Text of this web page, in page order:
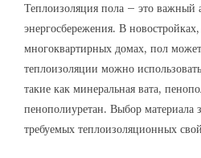
Теплоизоляция пола – это важный
энергосбережения. В
многоквартирных домах, пол
теплоизоляции можно
такие как минеральная вата,
пенополиуретан. Выбор материала
требуемых теплоизоляционных